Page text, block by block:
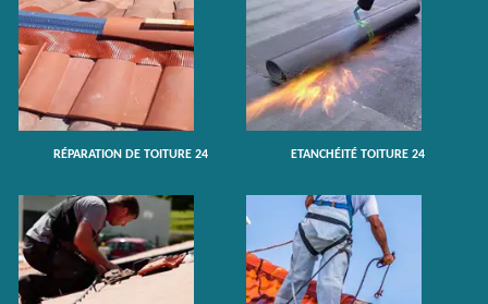
RÉPARATION DE TOITURE 24 ETANCHÉITÉ TOITURE 24